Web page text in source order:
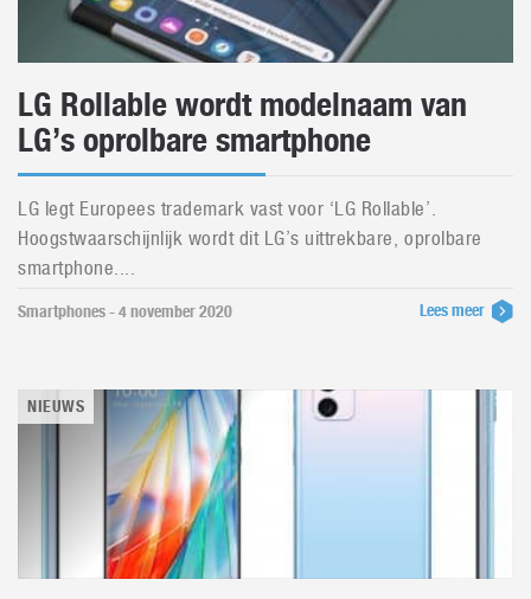
LG Rollable wordt modelnaam van
LG’s oprolbare smartphone
LG legt Europees trademark vast voor ‘LG Rollable’.
Hoogstwaarschijnlijk wordt dit LG’s uittrekbare, oprolbare
smartphone....
Smartphones - 4 november 2020 Lees meer
NIEUWS